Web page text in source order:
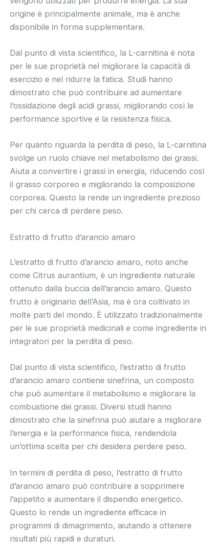
origine è principalmente animale, ma è anche
disponibile in forma supplementare.
Dal punto di vista scientifico, la L-carnitina è nota
per le sue proprietà nel migliorare la capacità di
esercizio e nel ridurre la fatica. Studi hanno
dimostrato che può contribuire ad aumentare
l’ossidazione degli acidi grassi, migliorando così le
performance sportive e la resistenza fisica.
Per quanto riguarda la perdita di peso, la L-carnitina
svolge un ruolo chiave nel metabolismo dei grassi.
Aiuta a convertire i grassi in energia, riducendo così
il grasso corporeo e migliorando la composizione
corporea. Questo la rende un ingrediente prezioso
per chi cerca di perdere peso.
Estratto di frutto d’arancio amaro
L’estratto di frutto d’arancio amaro, noto anche
come Citrus aurantium, è un ingrediente naturale
ottenuto dalla buccia dell’arancio amaro. Questo
frutto è originario dell’Asia, ma è ora coltivato in
molte parti del mondo. È utilizzato tradizionalmente
per le sue proprietà medicinali e come ingrediente in
integratori per la perdita di peso.
Dal punto di vista scientifico, l’estratto di frutto
d’arancio amaro contiene sinefrina, un composto
che può aumentare il metabolismo e migliorare la
combustione dei grassi. Diversi studi hanno
dimostrato che la sinefrina può aiutare a migliorare
l’energia e la performance fisica, rendendola
un’ottima scelta per chi desidera perdere peso.
In termini di perdita di peso, l’estratto di frutto
d’arancio amaro può contribuire a sopprimere
l’appetito e aumentare il dispendio energetico.
Questo lo rende un ingrediente efficace in
programmi di dimagrimento, aiutando a ottenere
risultati più rapidi e duraturi.